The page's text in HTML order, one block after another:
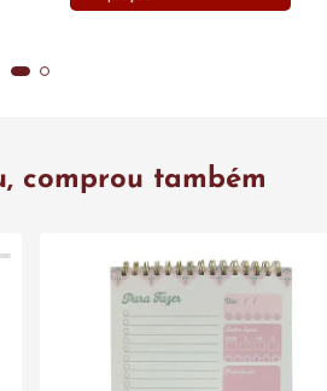
comprou também